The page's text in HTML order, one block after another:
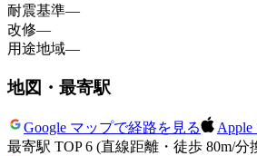
耐震基準—
改修—
用途地域—
地図・最寄駅
Google マップで経路を見る
最寄駅 TOP 6 (直線距離・徒歩 80m/分